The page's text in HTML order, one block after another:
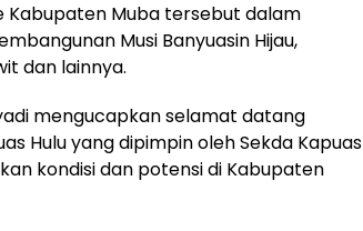
Kabupaten Muba tersebut dalam
Musi Banyuasin Hijau,
dan lainnya.
mengucapkan selamat datang
Hulu yang dipimpin oleh Sekda Kapuas
kondisi dan potensi di Kabupaten